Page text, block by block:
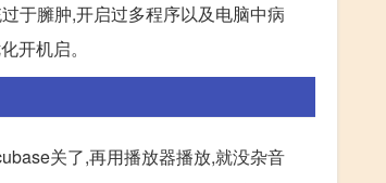
于臃肿,开启过多程序以及电脑中病
开机启。
关了,再用播放器播放,就没杂音